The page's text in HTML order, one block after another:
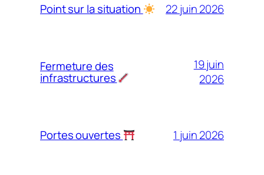
Point sur la situation 22 juin 2026
Fermeture des
infrastructures
19 juin
2026
Portes ouvertes 1 juin 2026